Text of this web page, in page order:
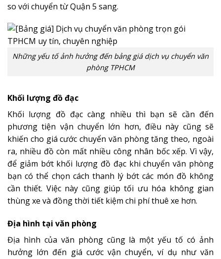
so với chuyển từ Quận 5 sang.
Những yếu tố ảnh hưởng đến bảng giá dịch vụ chuyển văn
phòng TPHCM
Khối lượng đồ đạc
Khối lượng đồ đạc càng nhiều thì bạn sẽ cần đến
phương tiện vận chuyển lớn hơn, điều này cũng sẽ
khiến cho giá cước chuyển văn phòng tăng theo, ngoài
ra, nhiều đồ còn mất nhiều công nhân bốc xếp. Vì vậy,
để giảm bớt khối lượng đồ đạc khi chuyển văn phòng
bạn có thể chọn cách thanh lý bớt các món đồ không
cần thiết. Việc này cũng giúp tối ưu hóa không gian
thùng xe và đồng thời tiết kiệm chi phí thuê xe hơn.
Địa hình tại văn phòng
Địa hình của văn phòng cũng là một yếu tố có ảnh
hưởng lớn đến giá cước vận chuyển, ví dụ như văn